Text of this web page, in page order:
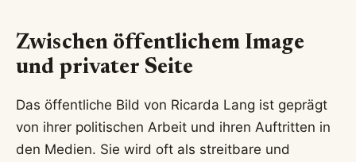
Zwischen öffentlichem Image
und privater Seite
Das öffentliche Bild von Ricarda Lang ist geprägt
von ihrer politischen Arbeit und ihren Auftritten in
den Medien. Sie wird oft als streitbare und